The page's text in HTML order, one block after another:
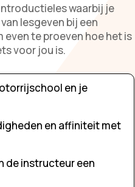
waarbij je
lesgeven bij een
te proeven hoe het is
voor jou is.
en je
en affiniteit met
de instructeur een